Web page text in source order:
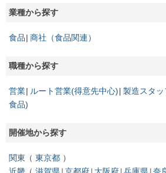
業種から探す
食品 商社（食品関連）
職種から探す
営業 ルート営業(得意先中心) 製造スタッ
食品)
開催地から探す
関東
東京都